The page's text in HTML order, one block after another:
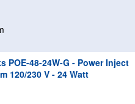
POE-48-24W-G - Power Inject
120/230 V - 24 Watt